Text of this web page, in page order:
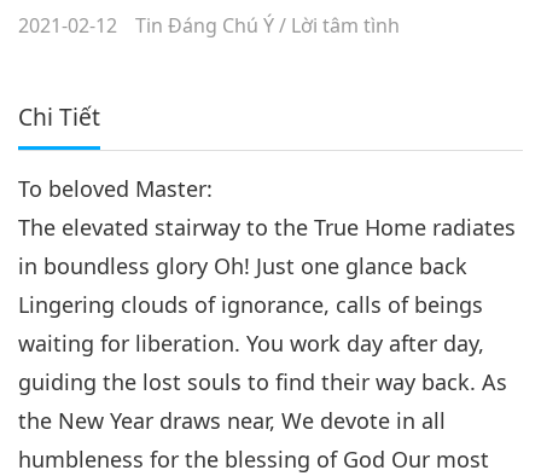
2021-02-12 Tin Đáng Chú Ý/ Lời tâm tình
Chi Tiết
To beloved Master:
The elevated stairway to the True Home radiates
in boundless glory Oh! Just one glance back
Lingering clouds of ignorance, calls of beings
waiting for liberation. You work day after day,
guiding the lost souls to find their way back. As
the New Year draws near, We devote in all
humbleness for the blessing of God Our most